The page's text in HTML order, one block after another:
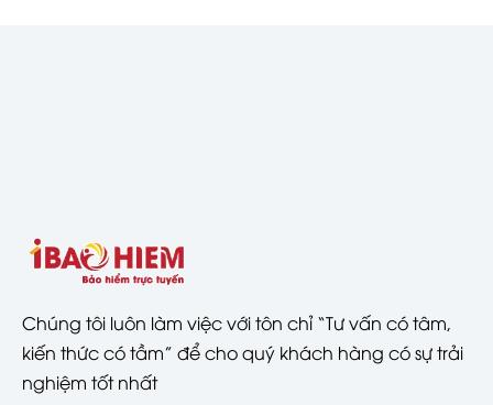
Chúng tôi luôn làm việc với tôn chỉ “Tư vấn có tâm,
kiến thức có tầm” để cho quý khách hàng có sự trải
nghiệm tốt nhất